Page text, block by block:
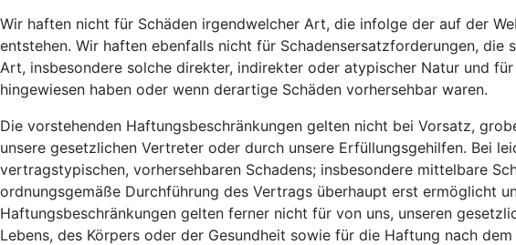
Wir haften nicht für Schäden irgendwelcher Art, die infolge der auf der
entstehen. Wir haften ebenfalls nicht für Schadensersatzforderungen,
Art, insbesondere solche direkter, indirekter oder atypischer Natur und
hingewiesen haben oder wenn derartige Schäden vorhersehbar waren.
Die vorstehenden Haftungsbeschränkungen gelten nicht bei Vorsatz,
unsere gesetzlichen Vertreter oder durch unsere Erfüllungsgehilfen. Bei
vertragstypischen, vorhersehbaren Schadens; insbesondere mittelbare
ordnungsgemäße Durchführung des Vertrags überhaupt erst ermöglicht
Haftungsbeschränkungen gelten ferner nicht für von uns, unseren
Lebens, des Körpers oder der Gesundheit sowie für die Haftung nach